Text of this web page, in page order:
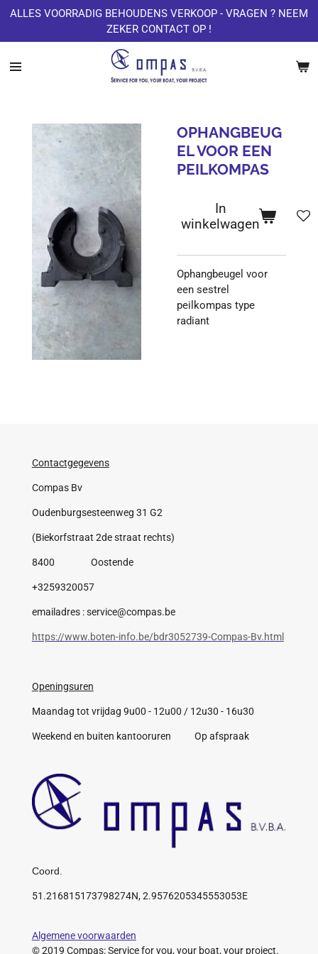
Ga
naar
de
ALLES VOORRADIG BEHOUDENS VERKOOP - VRAGEN ? NEEM
ZEKER CONTACT OP !
OPHANGBEUG
EL VOOR EEN
PEILKOMPAS
In
winkelwagen
Ophangbeugel voor
een sestrel
peilkompas type
radiant
Contactgegevens
Compas Bv
Oudenburgsesteenweg 31 G2
(Biekorfstraat 2de straat rechts)
8400 Oostende
+3259320057
emailadres : service@compas.be
https://www.boten-info.be/bdr3052739-Compas-Bv.html
Openingsuren
Maandag tot vrijdag 9u00 - 12u00 / 12u30 - 16u30
Weekend en buiten kantooruren Op afspraak
Coord.
51.216815173798274N, 2.9576205345553053E
Algemene voorwaarden
© 2019 Compas: Service for you, your boat, your project.